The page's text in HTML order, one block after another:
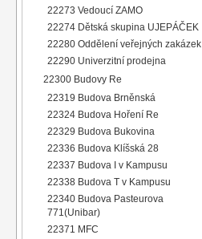
22273 Vedoucí ZAMO
22274 Dětská skupina UJEPÁČEK
22280 Oddělení veřejných zakázek
22290 Univerzitní prodejna
22300 Budovy Re
22319 Budova Brněnská
22324 Budova Hoření Re
22329 Budova Bukovina
22336 Budova Klíšská 28
22337 Budova I v Kampusu
22338 Budova T v Kampusu
22340 Budova Pasteurova
771(Unibar)
22371 MFC